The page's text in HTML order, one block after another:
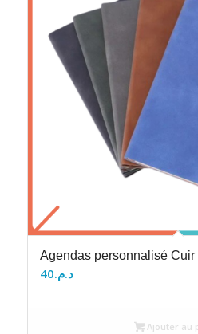
Agendas personnalisé Cuir
د.م.40
Ajouter au